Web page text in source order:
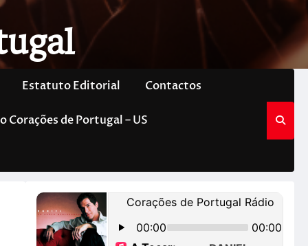
Estatuto Editorial Contactos
Corações de Portugal – US